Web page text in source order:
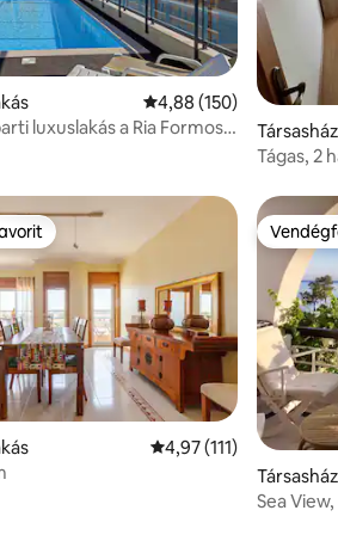
Átlagos értékelés: 5/
4,88 (150)
luxuslakás a Ria Formosa
Tágas, 2
elérhető
Átlagos értékelés: 5/
4,97 (111)
Sea